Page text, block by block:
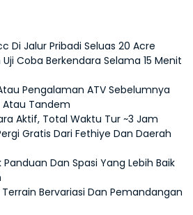
Di Jalur Pribadi Seluas 20 Acre
Coba Berkendara Selama 15 Menit
Pengalaman ATV Sebelumnya
Atau Tandem
Aktif, Total Waktu Tur ~3 Jam
Gratis Dari Fethiye Dan Daerah
Dan Spasi Yang Lebih Baik
Bervariasi Dan Pemandangan